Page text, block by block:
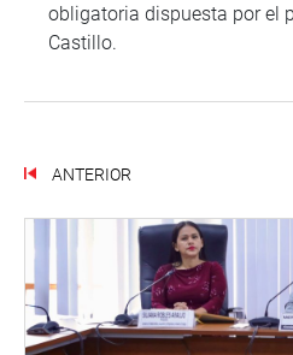
obligatoria dispuesta por el
Castillo.
ANTERIOR